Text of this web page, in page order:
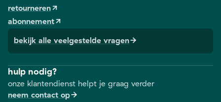
retourneren
abonnement
bekijk alle veelgestelde vragen
hulp nodig?
onze klantendienst helpt je graag verder
neem contact op